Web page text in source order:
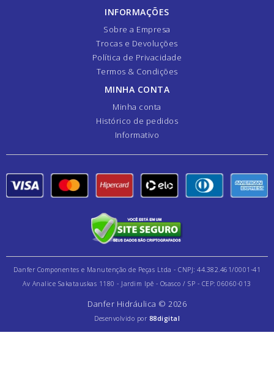
INFORMAÇÕES
Sobre a Empresa
Trocas e Devoluções
Política de Privacidade
Termos & Condições
MINHA CONTA
Minha conta
Histórico de pedidos
Informativo
Danfer Componentes e Manutenção de Peças Ltda - CNPJ: 44.382.461/0001-41
Av Analice Sakatauskas 1180 - Jardim Ipê - Osasco / SP - CEP: 06060-013
Danfer Hidráulica © 2026
Desenvolvido por 88digital